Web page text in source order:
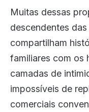
Muitas dessas
descendentes
compartilham
familiares com os
camadas de
impossíveis de
comerciais